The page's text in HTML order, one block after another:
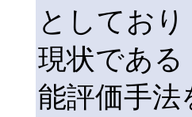
としてお
現状である
能評価手法